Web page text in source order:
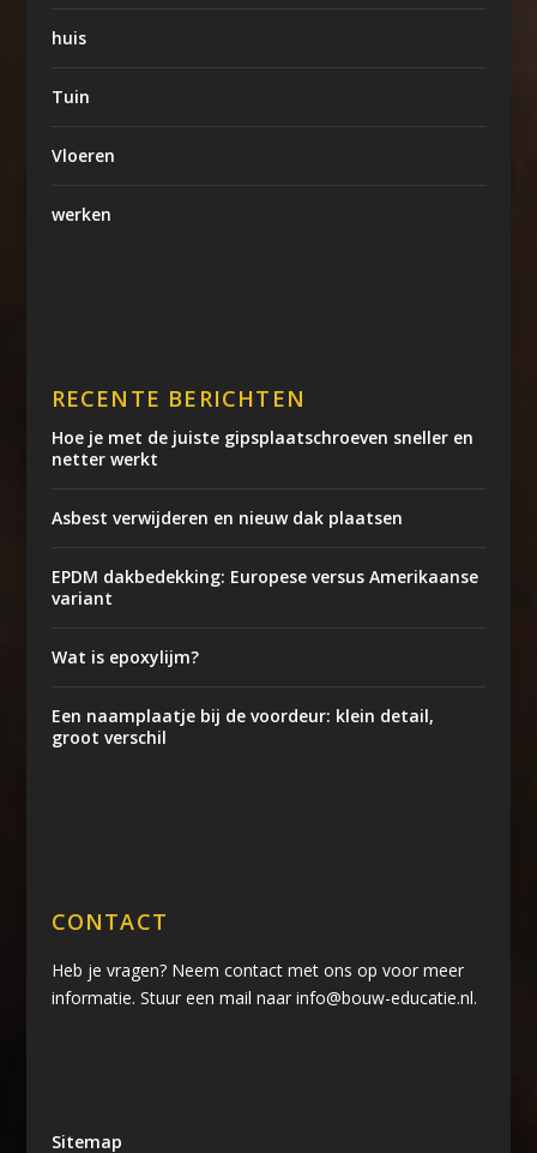
huis
Tuin
Vloeren
werken
RECENTE BERICHTEN
Hoe je met de juiste gipsplaatschroeven sneller en
netter werkt
Asbest verwijderen en nieuw dak plaatsen
EPDM dakbedekking: Europese versus Amerikaanse
variant
Wat is epoxylijm?
Een naamplaatje bij de voordeur: klein detail,
groot verschil
CONTACT
Heb je vragen? Neem contact met ons op voor meer
informatie. Stuur een mail naar info@bouw-educatie.nl.
Sitemap